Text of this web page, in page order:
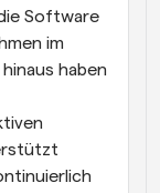
Software
im
haben